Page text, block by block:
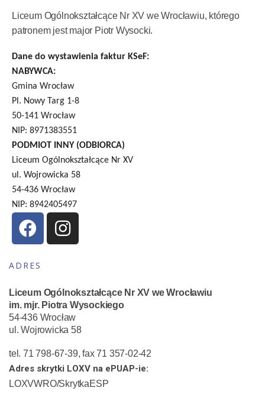
Liceum Ogólnokształcące Nr XV we Wrocławiu, którego
patronem jest major Piotr Wysocki.
Dane do wystawienia faktur KSeF:
NABYWCA:
Gmina Wrocław
Pl. Nowy Targ 1-8
50-141 Wrocław
NIP: 8971383551
PODMIOT INNY (ODBIORCA)
Liceum Ogólnokształcące Nr XV
ul. Wojrowicka 58
54-436 Wrocław
NIP: 8942405497
ADRES
Liceum Ogólnokształcące Nr XV we Wrocławiu
im. mjr. Piotra Wysockiego
54-436 Wrocław
ul. Wojrowicka 58
tel. 71 798-67-39, fax 71 357-02-42
Adres skrytki LOXV na ePUAP-ie:
LOXVWRO/SkrytkaESP